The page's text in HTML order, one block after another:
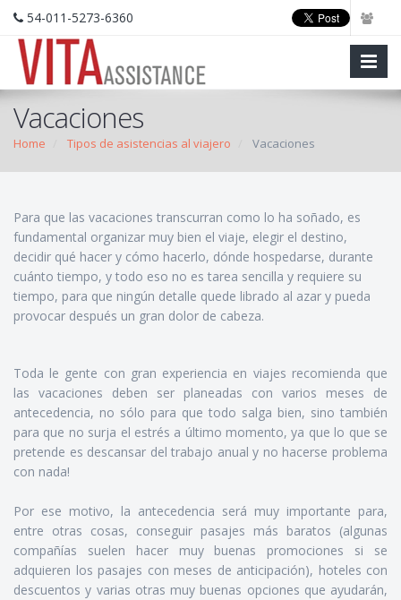
54-011-5273-6360
Vacaciones
Home Tipos de asistencias al viajero Vacaciones
Para que las vacaciones transcurran como lo ha soñado, es
fundamental organizar muy bien el viaje, elegir el destino,
decidir qué hacer y cómo hacerlo, dónde hospedarse, durante
cuánto tiempo, y todo eso no es tarea sencilla y requiere su
tiempo, para que ningún detalle quede librado al azar y pueda
provocar después un gran dolor de cabeza.
Toda le gente con gran experiencia en viajes recomienda que
las vacaciones deben ser planeadas con varios meses de
antecedencia, no sólo para que todo salga bien, sino también
para que no surja el estrés a último momento, ya que lo que se
pretende es descansar del trabajo anual y no hacerse problema
con nada!
Por ese motivo, la antecedencia será muy importante para,
entre otras cosas, conseguir pasajes más baratos (algunas
compañías suelen hacer muy buenas promociones si se
adquieren los pasajes con meses de anticipación), hoteles con
descuentos y varias otras muy buenas opciones que ayudarán,